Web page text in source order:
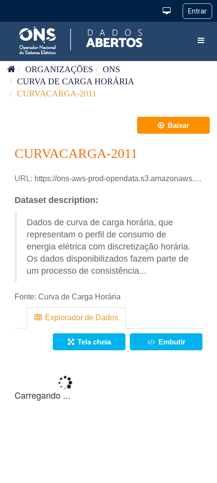
ORGANIZAÇÕES
ONS
CURVA DE CARGA HORÁRIA
CURVACARGA-2011
Baixar
CURVACARGA-2011
URL: https://ons-aws-prod-opendata.s3.amazonaws.com/dataset/curva-carga-ho/CURVA_CARGA_2011.csv
Dataset description:
Dados de curva de carga horária, que
representam o perfil de consumo de
energia elétrica com discretização horária.
Os dados disponibilizados fazem parte de
um processo de consistência...
Fonte: Curva de Carga Horária
Explorador de Dados
Tela cheia Embutir